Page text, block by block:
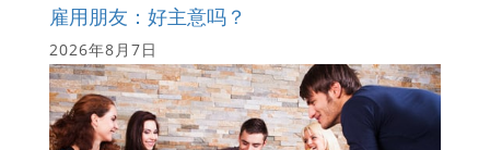
雇用朋友：好主意吗？
2026年8月7日